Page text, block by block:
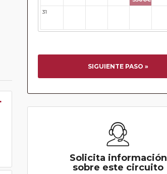
31
SIGUIENTE PASO »
Solicita información
sobre este circuito